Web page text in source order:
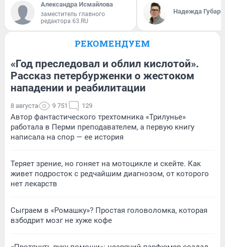
Александра Исмайлова
заместитель главного
редактора 63.RU
Надежда Губарь
РЕКОМЕНДУЕМ
«Год преследовал и облил кислотой».
Рассказ петербурженки о жестоком
нападении и реабилитации
8 августа 9 751 129
Автор фантастического трехтомника «Трилунье»
работала в Перми преподавателем, а первую книгу
написала на спор — ее история
Теряет зрение, но гоняет на мотоцикле и скейте. Как
живет подросток с редчайшим диагнозом, от которого
нет лекарств
Сыграем в «Ромашку»? Простая головоломка, которая
взбодрит мозг не хуже кофе